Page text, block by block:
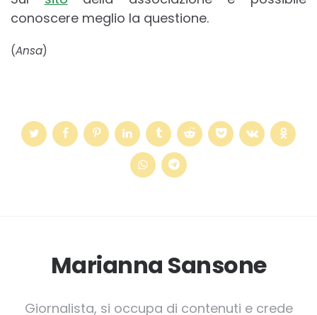
conoscere meglio la questione.
(Ansa)
Marianna Sansone
Giornalista, si occupa di contenuti e crede